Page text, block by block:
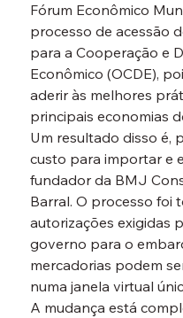
Fórum Econômico
processo de acessão
para a Cooperação e
Econômico (OCDE),
aderir às melhores
principais economias
Um resultado disso é,
custo para importar e
fundador da BMJ
Barral. O processo foi
autorizações exigidas
governo para o
mercadorias podem
numa janela virtual
A mudança está